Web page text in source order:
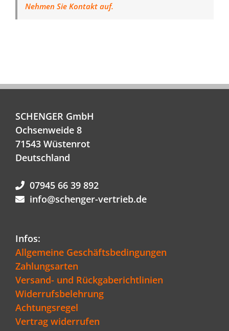
Nehmen Sie Kontakt auf.
SCHENGER GmbH
Ochsenweide 8
71543 Wüstenrot
Deutschland
07945 66 39 892
info@schenger-vertrieb.de
Infos:
Allgemeine Geschäftsbedingungen
Zahlungsarten
Versand- und Rückgaberichtlinien
Widerrufsbelehrung
Achtungsregel
Vertrag widerrufen